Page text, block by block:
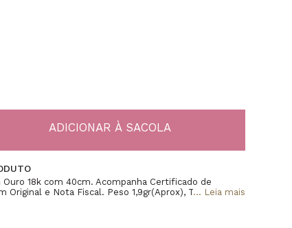
Ouro 18k com 40cm. Acompanha Certificado de
Original e Nota Fiscal. Peso 1,9gr(Aprox), Tamanho
... Leia mais